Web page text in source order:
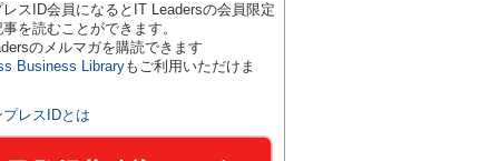
スID会員になるとIT Leadersの会員限定
を読むことができます。
のメルマガを購読できます
Business Libraryもご利用いただけま
プレスIDとは